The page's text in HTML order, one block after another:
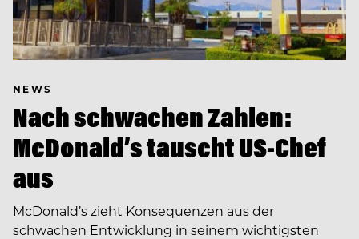
NEWS
Nach schwachen Zahlen:
McDonald’s tauscht US-Chef
aus
McDonald’s zieht Konsequenzen aus der
schwachen Entwicklung in seinem wichtigsten